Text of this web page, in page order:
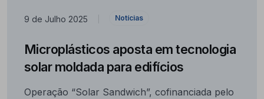
9 de Julho 2025 Notícias
Microplásticos aposta em tecnologia
solar moldada para edifícios
Operação “Solar Sandwich”, cofinanciada pelo